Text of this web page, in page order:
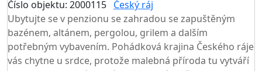
Číslo objektu: 2000115 Český ráj
Ubytujte se v penzionu se zahradou se zapuštěným
bazénem, altánem, pergolou, grilem a dalším
potřebným vybavením. Pohádková krajina Českého ráje
vás chytne u srdce, protože malebná příroda tu vytváří